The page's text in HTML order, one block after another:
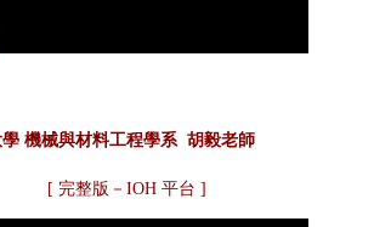
學 機械與材料工程學系 胡毅老師
[ 完整版－IOH 平台 ]